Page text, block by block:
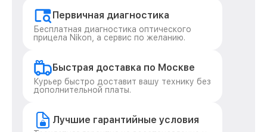
Первичная диагностика
Бесплатная диагностика оптического
прицела Nikon, а сервис по желанию.
Быстрая доставка по Москве
Курьер быстро доставит вашу технику без
дополнительной платы.
Лучшие гарантийные условия